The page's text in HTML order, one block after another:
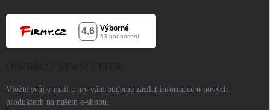
Vložte svůj e-mail a my vám budeme zasílat informace o nových
produktech na našem e-shopu.